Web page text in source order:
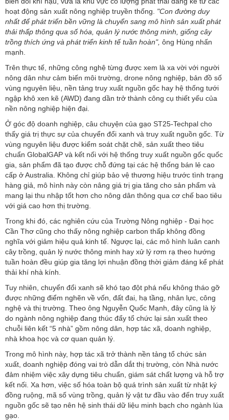
hoạt động sản xuất nông nghiệp truyền thống. "Con đường duy
nhất để phát triển bền vững là chuyển sang mô hình sản xuất phát
thải thấp thông qua số hóa, quản lý nước thông minh, giống cây
trồng thích ứng và phát triển kinh tế tuần hoàn", ông Hùng nhấn
mạnh.
Trên thực tế, những công nghệ từng được xem là xa vời với người
nông dân như cảm biến môi trường, drone nông nghiệp, bản đồ số
vùng nguyên liệu, nền tảng truy xuất nguồn gốc hay hệ thống tưới
ngập khô xen kẽ (AWD) đang dần trở thành công cụ thiết yếu của
nền nông nghiệp hiện đại.
Ở góc độ doanh nghiệp, câu chuyện của gạo ST25-Techpal cho
thấy giá trị thực sự của chuyển đổi xanh và truy xuất nguồn gốc. Từ
vùng nguyên liệu được kiểm soát chặt chẽ, sản xuất theo tiêu
chuẩn GlobalGAP và kết nối với hệ thống truy xuất nguồn gốc quốc
gia, sản phẩm đã tạo được chỗ đứng tại các hệ thống bán lẻ cao
cấp ở Australia. Không chỉ giúp bảo vệ thương hiệu trước tình trạng
hàng giả, mô hình này còn nâng giá trị gia tăng cho sản phẩm và
mang lại thu nhập tốt hơn cho nông dân thông qua cơ chế bao tiêu
với giá cao hơn thị trường.
Trong khi đó, các nghiên cứu của Trường Nông nghiệp - Đại học
Cần Thơ cũng cho thấy nông nghiệp carbon thấp không đồng
nghĩa với giảm hiệu quả kinh tế. Ngược lại, các mô hình luân canh
cây trồng, quản lý nước thông minh hay xử lý rơm rạ theo hướng
tuần hoàn đều giúp gia tăng lợi nhuận đồng thời giảm đáng kể phát
thải khí nhà kính.
Tuy nhiên, chuyển đổi xanh sẽ khó tạo đột phá nếu không tháo gỡ
được những điểm nghẽn về vốn, đất đai, hạ tầng, nhân lực, công
nghệ và thị trường. Theo ông Nguyễn Quốc Mạnh, đây cũng là lý
do ngành nông nghiệp đang thúc đẩy tổ chức lại sản xuất theo
chuỗi liên kết “5 nhà” gồm nông dân, hợp tác xã, doanh nghiệp,
nhà khoa học và cơ quan quản lý.
Trong mô hình này, hợp tác xã trở thành nền tảng tổ chức sản
xuất, doanh nghiệp đóng vai trò dẫn dắt thị trường, còn Nhà nước
đảm nhiệm việc xây dựng tiêu chuẩn, giám sát chất lượng và hỗ trợ
kết nối. Xa hơn, việc số hóa toàn bộ quá trình sản xuất từ nhật ký
đồng ruộng, mã số vùng trồng, quản lý vật tư đầu vào đến truy xuất
nguồn gốc sẽ tạo nên hệ sinh thái dữ liệu minh bạch cho ngành lúa
gạo.